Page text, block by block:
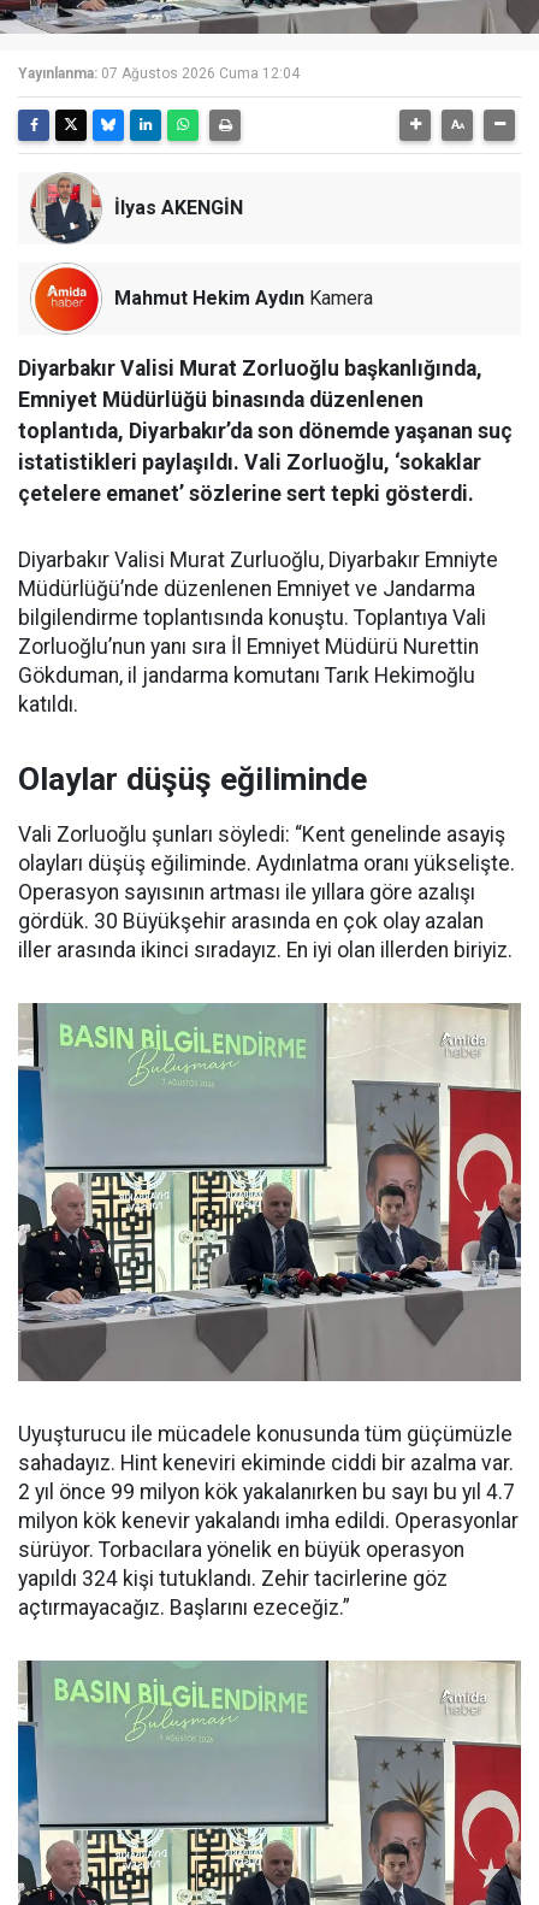
Yayınlanma: 07 Ağustos 2026 Cuma 12:04
İlyas AKENGİN
Mahmut Hekim Aydın Kamera
Diyarbakır Valisi Murat Zorluoğlu başkanlığında,
Emniyet Müdürlüğü binasında düzenlenen
toplantıda, Diyarbakır’da son dönemde yaşanan suç
istatistikleri paylaşıldı. Vali Zorluoğlu, ‘sokaklar
çetelere emanet’ sözlerine sert tepki gösterdi.
Diyarbakır Valisi Murat Zurluoğlu, Diyarbakır Emniyte
Müdürlüğü’nde düzenlenen Emniyet ve Jandarma
bilgilendirme toplantısında konuştu. Toplantıya Vali
Zorluoğlu’nun yanı sıra İl Emniyet Müdürü Nurettin
Gökduman, il jandarma komutanı Tarık Hekimoğlu
katıldı.
Olaylar düşüş eğiliminde
Vali Zorluoğlu şunları söyledi: “Kent genelinde asayiş
olayları düşüş eğiliminde. Aydınlatma oranı yükselişte.
Operasyon sayısının artması ile yıllara göre azalışı
gördük. 30 Büyükşehir arasında en çok olay azalan
iller arasında ikinci sıradayız. En iyi olan illerden biriyiz.
Uyuşturucu ile mücadele konusunda tüm güçümüzle
sahadayız. Hint keneviri ekiminde ciddi bir azalma var.
2 yıl önce 99 milyon kök yakalanırken bu sayı bu yıl 4.7
milyon kök kenevir yakalandı imha edildi. Operasyonlar
sürüyor. Torbacılara yönelik en büyük operasyon
yapıldı 324 kişi tutuklandı. Zehir tacirlerine göz
açtırmayacağız. Başlarını ezeceğiz.”